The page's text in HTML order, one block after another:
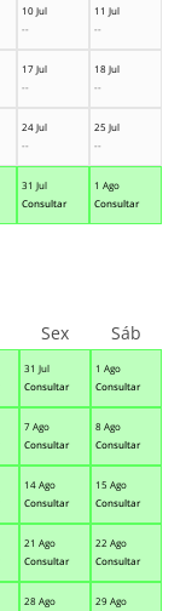
10 Jul
--
11 Jul
--
17 Jul
--
18 Jul
--
24 Jul
--
25 Jul
--
31 Jul
Consultar
1 Ago
Consultar
31 Jul
Consultar
1 Ago
Consultar
7 Ago
Consultar
8 Ago
Consultar
14 Ago
Consultar
15 Ago
Consultar
21 Ago
Consultar
22 Ago
Consultar
28 Ago
29 Ago
Sex Sáb